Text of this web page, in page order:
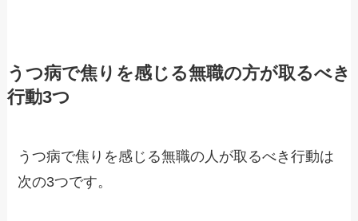
うつ病で焦りを感じる無職の方が取るべき
行動3つ
うつ病で焦りを感じる無職の人が取るべき行動は
次の3つです。